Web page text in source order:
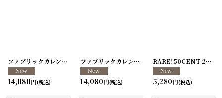
ファブリックカレンダー ・キッチンクロス リメイクパンツ/VINTAGE REMAKE PANTS
14,080円(税込)
ファブリックカレンダー ・キッチンクロス リメイクパンツ/VINTAGE REMAKE PANTS
14,080円(税込)
RARE! 50CENT 2010年 '10 Tour
5,280円(税込)